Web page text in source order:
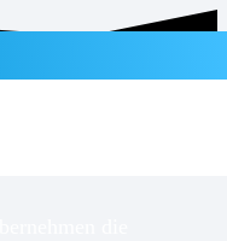
& DESINFEKTION